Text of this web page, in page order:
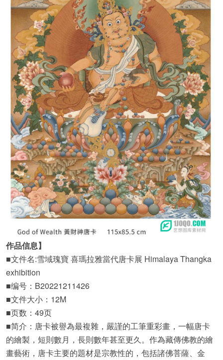
作品信息】
■文件名:雪域瑰寶 喜瑪拉雅當代唐卡展 Himalaya Thangka
exhibition
■编号：B20221211426
■文件大小：12M
■页数：49页
■简介：唐卡被譽為最複雜，嚴謹的工筆重彩畫，一幅唐卡
的繪製，短則數月，長則數年甚至更久。作為藏傳佛教的繪
畫藝術，唐卡主要的題材是宗教性的，包括諸佛菩薩、金